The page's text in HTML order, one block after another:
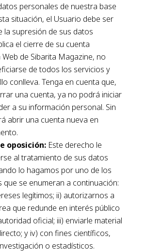
personales de nuestra base
situación, el Usuario debe ser
la supresión de sus datos
el cierre de su cuenta
de Sibarita Magazine, no
de todos los servicios y
conlleva. Tenga en cuenta que,
una cuenta, ya no podrá iniciar
a su información personal. Sin
abrir una cuenta nueva en
oposición:Este derecho le
al tratamiento de sus datos
lo hagamos por uno de los
se enumeran a continuación:
legítimos; ii) autorizarnos a
que redunde en interés público
oficial; iii) enviarle material
y iv) con fines científicos,
o estadísticos.